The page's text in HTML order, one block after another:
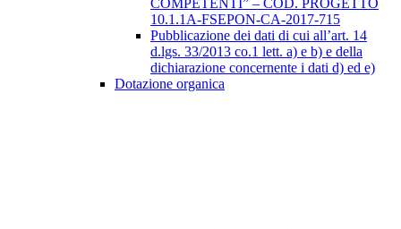
COMPETENTI” – COD. PROGETTO
10.1.1A-FSEPON-CA-2017-715
Pubblicazione dei dati di cui all’art. 14
d.lgs. 33/2013 co.1 lett. a) e b) e della
dichiarazione concernente i dati d) ed e)
Dotazione organica